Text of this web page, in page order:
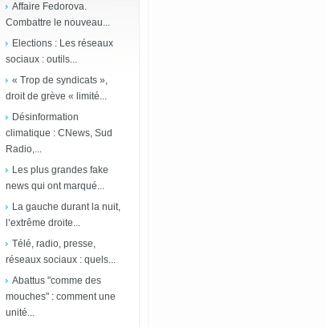
Affaire Fedorova.
Combattre le nouveau...
Elections : Les réseaux
sociaux : outils...
« Trop de syndicats »,
droit de grève « limité...
Désinformation
climatique : CNews, Sud
Radio,...
Les plus grandes fake
news qui ont marqué...
La gauche durant la nuit,
l’extrême droite...
Télé, radio, presse,
réseaux sociaux : quels...
Abattus "comme des
mouches" : comment une
unité...